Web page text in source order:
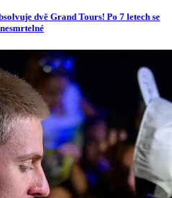
dvě Grand Tours! Po 7 letech se